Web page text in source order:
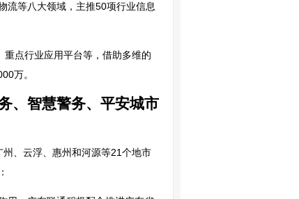
流等八大领域，主推50项行业信息
重点行业应用平台等，借助多维的
万。
、智慧警务、平安城市
、云浮、惠州和河源等21个地市